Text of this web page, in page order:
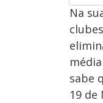
Na
sabe
19 de